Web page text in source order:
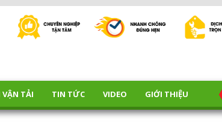
VẬN TẢI TIN TỨC VIDEO GIỚI THIỆU